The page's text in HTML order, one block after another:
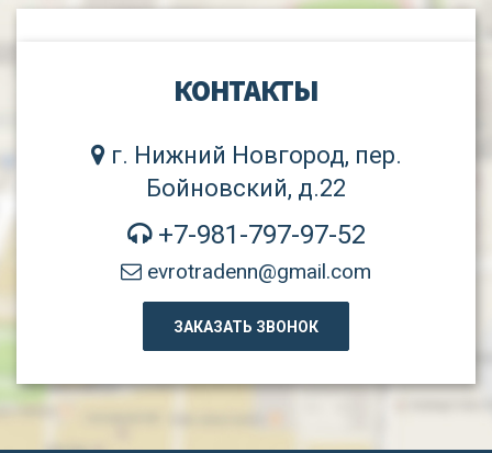
КОНТАКТЫ
г. Нижний Новгород, пер.
Бойновский, д.22
+7-981-797-97-52
evrotradenn@gmail.com
ЗАКАЗАТЬ ЗВОНОК